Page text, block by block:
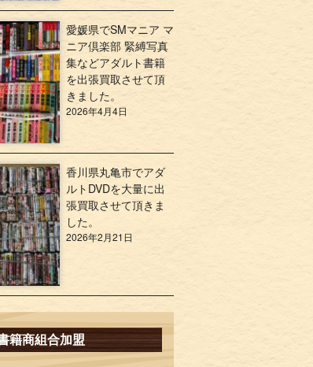
愛媛県でSMマニア マ
ニア倶楽部 緊縛写真
集などアダルト書籍
を出張買取させて頂
きました。
2026年4月4日
香川県丸亀市でアダ
ルトDVDを大量に出
張買取させて頂きま
した。
2026年2月21日
籍商組合加盟